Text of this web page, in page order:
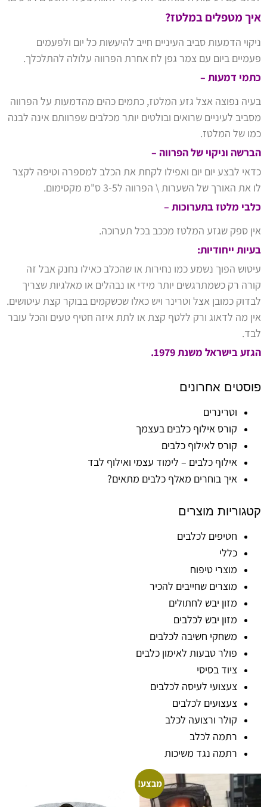
איך מטפלים במלטז?
ניקוי הדמעות סביב העיניים חייב להיעשות כל יום ולפעמים
פעמיים ביום עם צמר גפן לח אחרת הפרווה עלולה להתלכלך.
כתמי דמעות –
בעיה נפוצה אצל גזע המלטז, כתמים כהים מהדמעות על הפרווה
מסביב לעיניים שרואים ובולטים יותר מכלבים שפרוותם אינה לבנה
כמו של המלטז.
הברשה וניקוי של הפרווה –
כדאי לבצע יום יום ואפילו לקחת את הכלב למספרה וטיפה לקצר
לו את האורך של השערות \ הפרווה ל3-5 ס"מ מקסימום.
כלבי מלטז בתערוכות –
אין ספק שגזע המלטז מככב בכל תערוכה.
בעיות ייחודיות:
עיטוש הפוך נשמע כמו נחירות או שהכלב כאילו נחנק אבל זה
קורה רק כשמתרגשים יותר מידי או נבהלים או מאלגיות שצריך
לבדוק כמובן אצל וטרינר ויש כאלו שכשקמים בבוקר קצת עיטושים.
אין מה לדאוג ורק ללטף קצת או לתת איזה חטיף טעים והכל עובר
לבד.
הגזע בישראל משנת 1979.
פוסטים אחרונים
וטרינרים
קורס אילוף כלבים בעצמך
קורס לאילוף כלבים
אילוף כלבים – לימוד עצמי ואילוף לבד
איך בוחרים מאלף כלבים מתאים?
קטגוריות מוצרים
חטיפים לכלבים
כללי
מוצרי טיפוח
מוצרים שחייבים להכיר
מזון יבש לחתולים
מזון יבש לכלבים
משחקי חשיבה לכלבים
פולר טבעות לאימון כלבים
ציוד בסיסי
צעצועי לעיסה לכלבים
צעצועים לכלבים
קולר ורצועה לכלב
רתמה לכלב
רתמה נגד משיכות
מבצע!